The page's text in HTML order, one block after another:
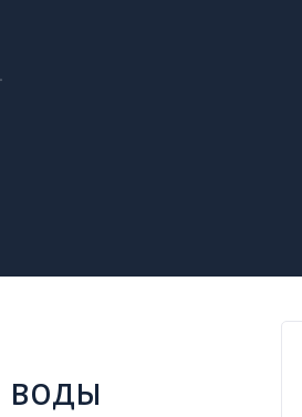
воды